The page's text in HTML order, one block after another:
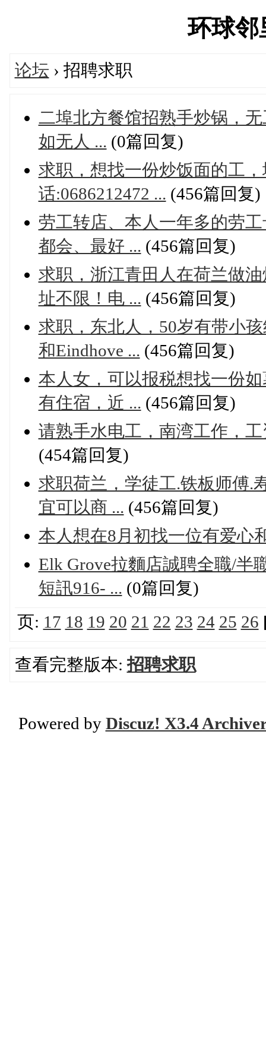
环球邻
论坛 › 招聘求职
二埠北方餐馆招熟手炒锅，
如无人 ... (0篇回复)
求职，想找一份炒饭面的工
话:0686212472 ... (456篇回复)
劳工转店、本人一年多的劳
都会、最好 ... (456篇回复)
求职，浙江青田人在荷兰做
址不限！电 ... (456篇回复)
求职，东北人，50岁有带小
和Eindhove ... (456篇回复)
本人女，可以报税想找一份
有住宿，近 ... (456篇回复)
请熟手水电工，南湾工作，
(454篇回复)
求职荷兰，学徒工.铁板师傅.
宜可以商 ... (456篇回复)
本人想在8月初找一位有爱心
Elk Grove拉麵店誠聘全職/半
短訊916- ... (0篇回复)
页: 17 18 19 20 21 22 23 24 25 26
查看完整版本:招聘求职
Powered by Discuz! X3.4